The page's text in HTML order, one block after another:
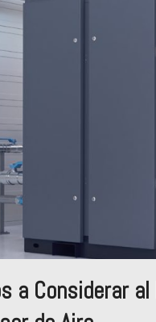
a Considerar